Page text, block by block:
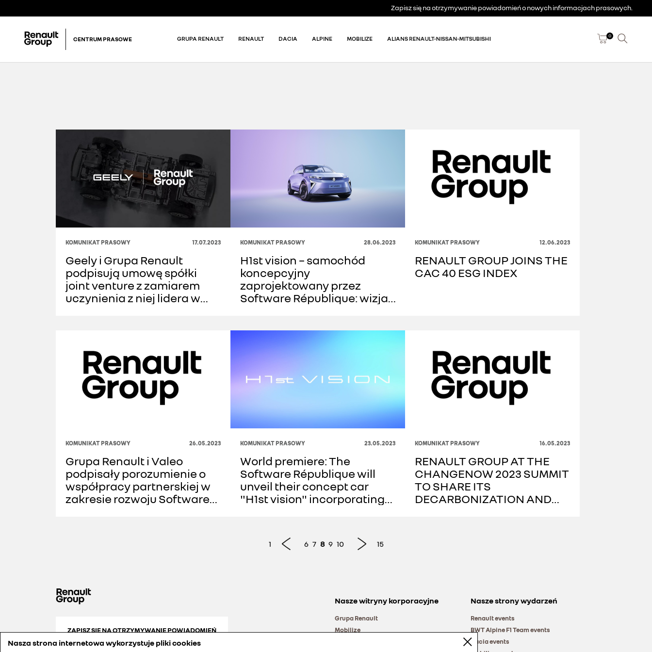
Zapisz się na otrzymywanie powiadomień o nowych informacjach prasowych.
CENTRUM PRASOWE GRUPA RENAULT RENAULT DACIA ALPINE MOBILIZE ALIANS RENAULT-NISSAN-MITSUBISHI 0
KOMUNIKAT PRASOWY 17.07.2023
Geely i Grupa Renault
podpisują umowę spółki
joint venture z zamiarem
uczynienia z niej lidera w
KOMUNIKAT PRASOWY 28.06.2023
H1st vision – samochód
koncepcyjny
zaprojektowany przez
Software République: wizja
KOMUNIKAT PRASOWY 12.06.2023
RENAULT GROUP JOINS THE
CAC 40 ESG INDEX
KOMUNIKAT PRASOWY 26.05.2023
Grupa Renault i Valeo
podpisały porozumienie o
współpracy partnerskiej w
zakresie rozwoju Software
KOMUNIKAT PRASOWY 23.05.2023
World premiere: The
Software République will
unveil their concept car
"H1st vision" incorporating
KOMUNIKAT PRASOWY 16.05.2023
RENAULT GROUP AT THE
CHANGENOW 2023 SUMMIT
TO SHARE ITS
DECARBONIZATION AND
1 6 7 8 9 10 15
ZAPISZ SIĘ NA OTRZYMYWANIE POWIADOMIEŃ
Nasze witryny korporacyjne
Grupa Renault
Mobilize
Nasze strony wydarzeń
Renault events
BWT Alpine F1 Team events
Dacia events
Nasza strona internetowa wykorzystuje pliki cookies